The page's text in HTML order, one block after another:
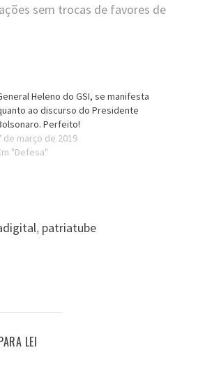
sem trocas de favores de
Heleno do GSI, se manifesta
ao discurso do Presidente
Perfeito!
de março de 2019
"Defesa"
, patriatube
LEI